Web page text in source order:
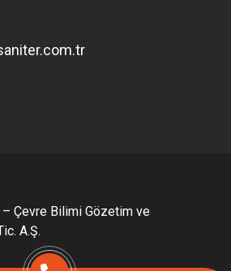
Çevre Bilimi Gözetim ve
A.Ş.